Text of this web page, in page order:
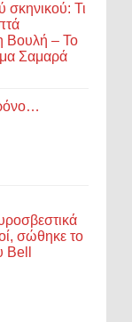
σκηνικού: Τι
Βουλή – Το
Σαμαρά
σώθηκε το